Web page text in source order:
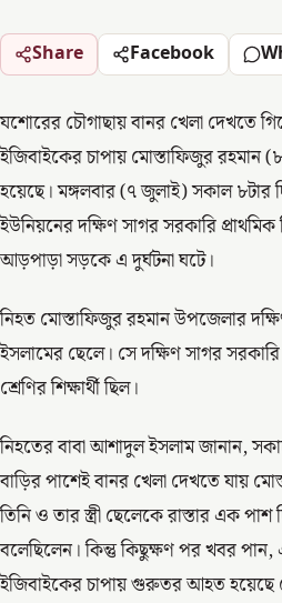
Share Facebook
যশোরের চৌগাছায় বানর খেলা দেখতে
ইজিবাইকের চাপায় মোস্তাফিজুর রহমান
হয়েছে। মঙ্গলবার (৭ জুলাই) সকাল
ইউনিয়নের দক্ষিণ সাগর সরকারি
আড়পাড়া সড়কে এ দুর্ঘটনা ঘটে।
নিহত মোস্তাফিজুর রহমান উপজেলার
ইসলামের ছেলে। সে দক্ষিণ সাগর
শ্রেণির শিক্ষার্থী ছিল।
নিহতের বাবা আশাদুল ইসলাম জানান,
বাড়ির পাশেই বানর খেলা দেখতে যায়
তিনি ও তার স্ত্রী ছেলেকে রাস্তার এক
বলেছিলেন। কিন্তু কিছুক্ষণ পর খবর পান,
ইজিবাইকের চাপায় গুরুতর আহত হয়েছে